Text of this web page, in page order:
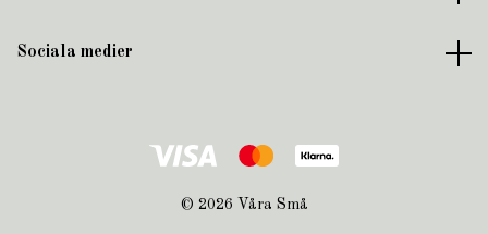
Sociala medier
© 2026 Våra Små